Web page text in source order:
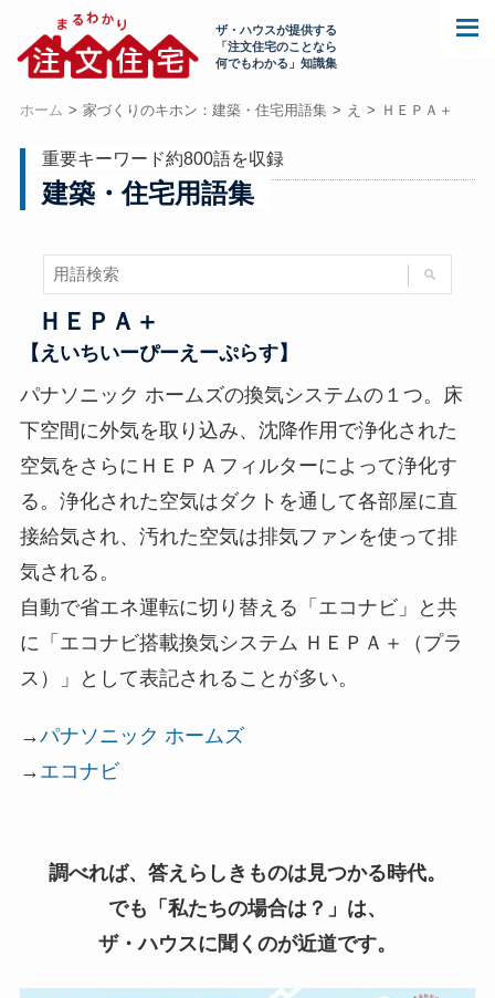
ザ・ハウスが提供する
「注文住宅のことなら
何でもわかる」知識集
ホーム 家づくりのキホン：建築・住宅用語集 え ＨＥＰＡ＋
重要キーワード約800語を収録
建築・住宅用語集
ＨＥＰＡ＋
【えいちいーぴーえーぷらす】
パナソニック ホームズの換気システムの１つ。床
下空間に外気を取り込み、沈降作用で浄化された
空気をさらにＨＥＰＡフィルターによって浄化す
る。浄化された空気はダクトを通して各部屋に直
接給気され、汚れた空気は排気ファンを使って排
気される。
自動で省エネ運転に切り替える「エコナビ」と共
に「エコナビ搭載換気システム ＨＥＰＡ＋（プラ
ス）」として表記されることが多い。
→パナソニック ホームズ
→ エコナビ
調べれば、答えらしきものは見つかる時代。
でも「私たちの場合は？」は、
ザ・ハウスに聞くのが近道です。